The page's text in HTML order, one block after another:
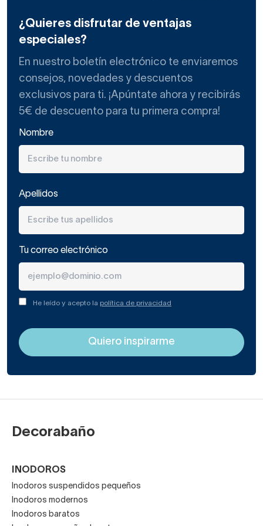
¿Quieres disfrutar de ventajas
especiales?
En nuestro boletín electrónico te enviaremos
consejos, novedades y descuentos
exclusivos para ti. ¡Apúntate ahora y recibirás
5€ de descuento para tu primera compra!
Nombre
Apellidos
Tu correo electrónico
He leído y acepto la política de privacidad
Decorabaño
INODOROS
Inodoros suspendidos pequeños
Inodoros modernos
Inodoros baratos